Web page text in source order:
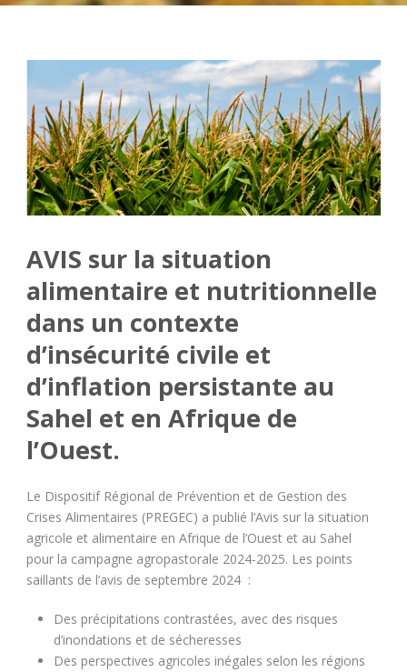
AVIS sur la situation
alimentaire et nutritionnelle
dans un contexte
d’insécurité civile et
d’inflation persistante au
Sahel et en Afrique de
l’Ouest.
Le Dispositif Régional de Prévention et de Gestion des
Crises Alimentaires (PREGEC) a publié l’Avis sur la situation
agricole et alimentaire en Afrique de l’Ouest et au Sahel
pour la campagne agropastorale 2024-2025. Les points
saillants de l’avis de septembre 2024 :
Des précipitations contrastées, avec des risques
d’inondations et de sécheresses
Des perspectives agricoles inégales selon les régions